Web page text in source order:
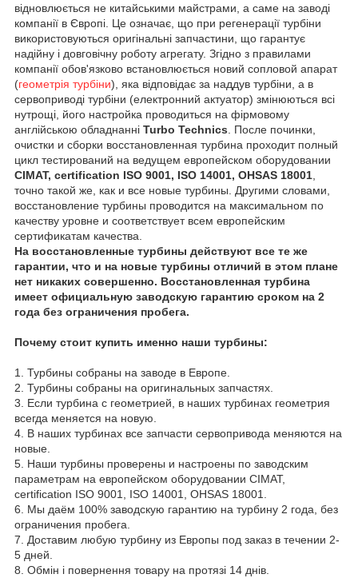
відновлюється не китайськими майстрами, а саме на заводі
компанії в Європі. Це означає, що при регенерації турбіни
використовуються оригінальні запчастини, що гарантує
надійну і довговічну роботу агрегату. Згідно з правилами
компанії обов'язково встановлюється новий сопловой апарат
(геометрія турбіни), яка відповідає за наддув турбіни, а в
сервоприводі турбіни (електронний актуатор) змінюються всі
нутрощі, його настройка проводиться на фірмовому
англійською обладнанні Turbo Technics . После починки,
очистки и сборки восстановленная турбина проходит полный
цикл тестирований на ведущем европейском оборудовании
CIMAT, certification ISO 9001, ISO 14001, OHSAS 18001
точно такой же, как и все новые турбины. Другими словами,
восстановление турбины проводится на максимальном по
качеству уровне и соответствует всем европейским
сертификатам качества.
На восстановленные турбины действуют все те же
гарантии, что и на новые турбины отличий в этом плане
нет никаких совершенно. Восстановленная турбина
имеет официальную заводскую гарантию сроком на 2
года без ограничения пробега.
Почему стоит купить именно наши турбины:
1. Турбины собраны на заводе в Европе.
2. Турбины собраны на оригинальных запчастях.
3. Если турбина с геометрией, в наших турбинах геометрия
всегда меняется на новую.
4. В наших турбинах все запчасти сервопривода меняются на
новые.
5. Наши турбины проверены и настроены по заводским
параметрам на европейском оборудовании CIMAT,
certification ISO 9001, ISO 14001, OHSAS 18001.
6. Мы даём 100% заводскую гарантию на турбину 2 года, без
ограничения пробега.
7. Доставим любую турбину из Европы под заказ в течении 2-
5 дней.
8. Обмін і повернення товару на протязі 14 днів.